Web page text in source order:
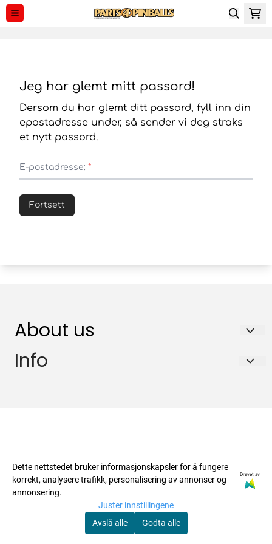
Hopp til innhold
Jeg har glemt mitt passord!
Dersom du har glemt ditt passord, fyll inn din
epostadresse under, så sender vi deg straks
et nytt passord.
E-postadresse: *
About us
RETRO NORGE AS
Tlf:+47 33 61 30 25
sales@p4p.no
Info
Dette nettstedet bruker informasjonskapsler for å fungere
korrekt, analysere trafikk, personalisering av annonser og
annonsering.
Drevet av
Juster innstillingene
Avslå alle
Godta alle